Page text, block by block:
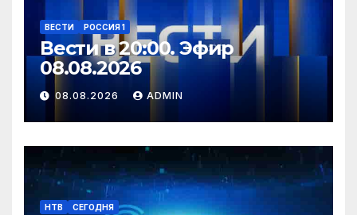
ВЕСТИ РОССИЯ 1
Вести в 20:00. Эфир
08.08.2026
08.08.2026 ADMIN
НТВ СЕГОДНЯ